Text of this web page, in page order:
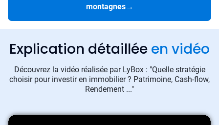
montagnes→
Explication détaillée en vidéo
Découvrez la vidéo réalisée par LyBox : "Quelle stratégie
choisir pour investir en immobilier ? Patrimoine, Cash-flow,
Rendement ..."